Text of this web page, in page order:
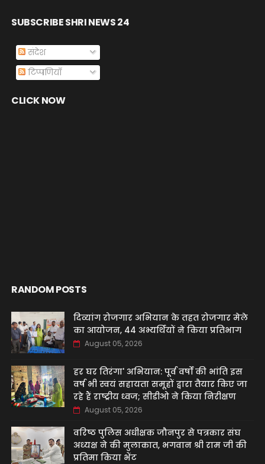
SUBSCRIBE SHRI NEWS 24
संदेश
टिप्पणियाँ
CLICK NOW
RANDOM POSTS
दिव्यांग रोजगार अभियान के तहत रोजगार मेले
का आयोजन, 44 अभ्यर्थियों ने किया प्रतिभाग
August 05, 2026
हर घर तिरंगा' अभियान: पूर्व वर्षों की भांति इस
वर्ष भी स्वयं सहायता समूहों द्वारा तैयार किए जा
रहे हैं राष्ट्रीय ध्वज; सीडीओ ने किया निरीक्षण
August 05, 2026
वरिष्ठ पुलिस अधीक्षक जौनपुर से पत्रकार संघ
अध्यक्ष ने की मुलाकात, भगवान श्री राम जी की
प्रतिमा किया भेंट